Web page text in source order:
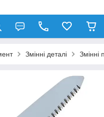
Змінні деталі Змінні